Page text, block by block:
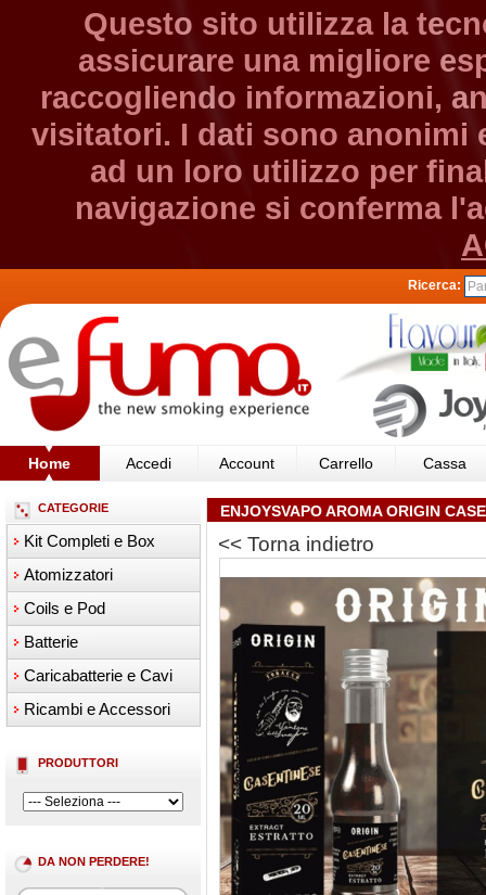
Questo sito utilizza la
assicurare una migliore
raccogliendo informazioni,
visitatori. I dati sono anonimi
ad un loro utilizzo per
navigazione si conferma
Ricerca:
Home Accedi Account Carrello Cassa
CATEGORIE
Kit Completi e Box
Atomizzatori
Coils e Pod
Batterie
Caricabatterie e Cavi
Ricambi e Accessori
PRODUTTORI
DA NON PERDERE!
ENJOYSVAPO AROMA ORIGIN
<< Torna indietro